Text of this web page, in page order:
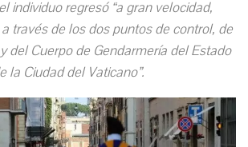
individuo regresó “a gran velocidad,
través de los dos puntos de control, de
del Cuerpo de Gendarmería del Estado
la Ciudad del Vaticano”.